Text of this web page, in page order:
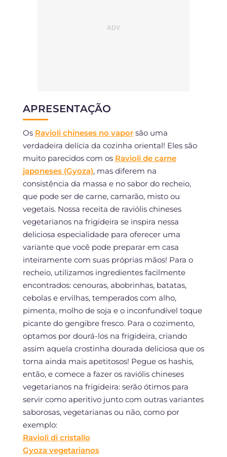
APRESENTAÇÃO
Os Ravioli chineses no vaporsão uma
verdadeira delícia da cozinha oriental! Eles são
muito parecidos com os Ravioli de carne
japoneses (Gyoza), mas diferem na
consistência da massa e no sabor do recheio,
que pode ser de carne, camarão, misto ou
vegetais. Nossa receita de raviólis chineses
vegetarianos na frigideira se inspira nessa
deliciosa especialidade para oferecer uma
variante que você pode preparar em casa
inteiramente com suas próprias mãos! Para o
recheio, utilizamos ingredientes facilmente
encontrados: cenouras, abobrinhas, batatas,
cebolas e ervilhas, temperados com alho,
pimenta, molho de soja e o inconfundível toque
picante do gengibre fresco. Para o cozimento,
optamos por dourá-los na frigideira, criando
assim aquela crostinha dourada deliciosa que os
torna ainda mais apetitosos! Pegue os hashis,
então, e comece a fazer os raviólis chineses
vegetarianos na frigideira: serão ótimos para
servir como aperitivo junto com outras variantes
saborosas, vegetarianas ou não, como por
exemplo:
Ravioli di cristallo
Gyoza vegetarianos